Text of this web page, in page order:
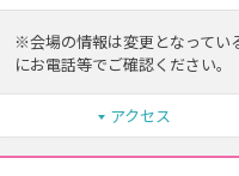
※会場の情報は変更となってい
にお電話等でご確認ください。
アクセス